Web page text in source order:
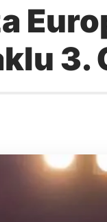
3.